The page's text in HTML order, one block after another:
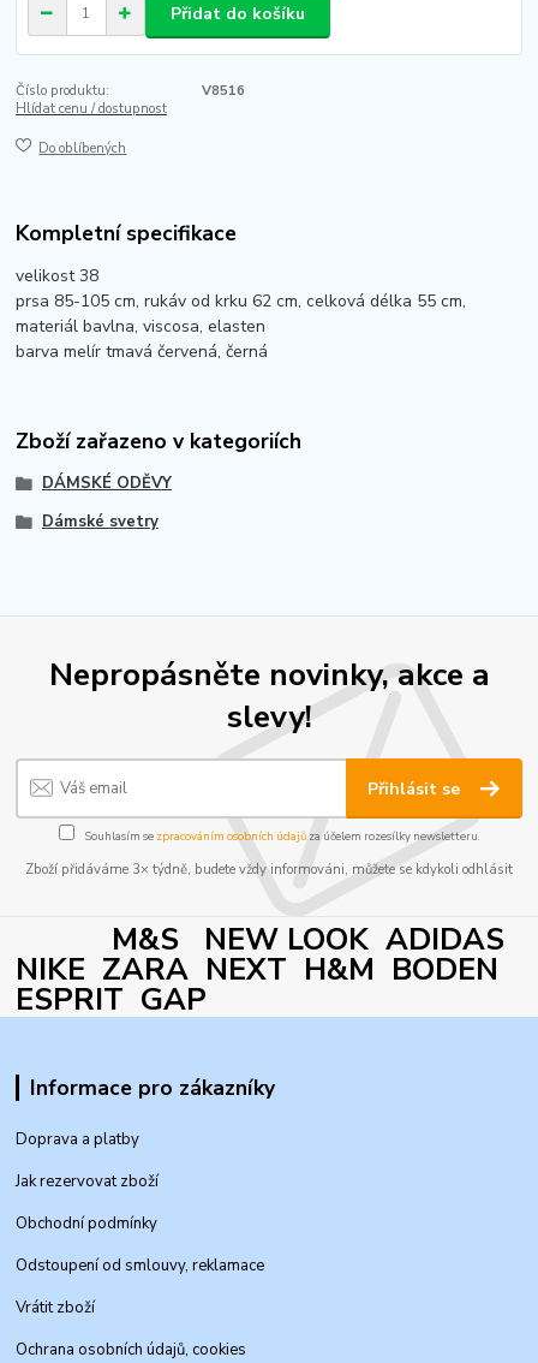
Přidat do košíku
Číslo produktu:
V8516
Hlídat cenu / dostupnost
Do oblíbených
Kompletní specifikace
velikost 38
prsa 85-105 cm, rukáv od krku 62 cm, celková délka 55 cm,
materiál bavlna, viscosa, elasten
barva melír tmavá červená, černá
Zboží zařazeno v kategoriích
DÁMSKÉ ODĚVY
Dámské svetry
Nepropásněte novinky, akce a
slevy!
Přihlásit se
Souhlasím se zpracováním osobních údajůza účelem rozesílky newsletteru.
Zboží přidáváme 3× týdně, budete vždy informováni, můžete se kdykoli odhlásit
M&S NEW LOOK ADIDAS
NIKE ZARA NEXT H&M BODEN
ESPRIT GAP
Informace pro zákazníky
Doprava a platby
Jak rezervovat zboží
Obchodní podmínky
Odstoupení od smlouvy, reklamace
Vrátit zboží
Ochrana osobních údajů, cookies